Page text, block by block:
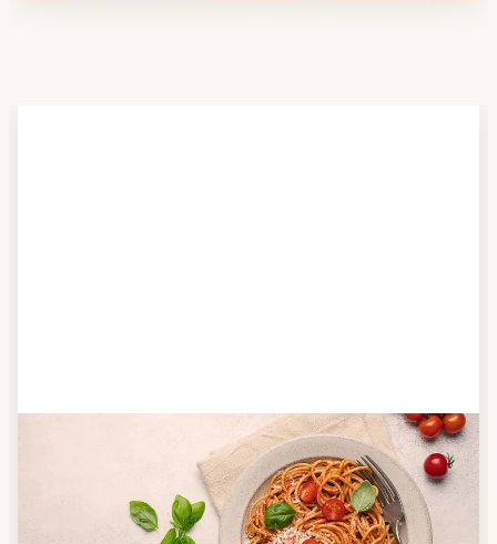
Anbieter finden
Nutzen Sie unsere große Mahlzeiten-Dienst-Suche,